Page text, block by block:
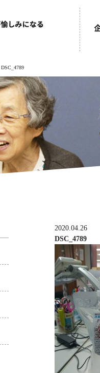
DSC_4789
2020.04.26
DSC_4789